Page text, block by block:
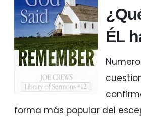
ÉL
forma más popular del